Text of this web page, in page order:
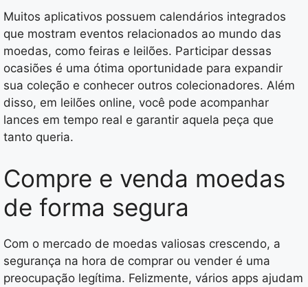
Muitos aplicativos possuem calendários integrados
que mostram eventos relacionados ao mundo das
moedas, como feiras e leilões. Participar dessas
ocasiões é uma ótima oportunidade para expandir
sua coleção e conhecer outros colecionadores. Além
disso, em leilões online, você pode acompanhar
lances em tempo real e garantir aquela peça que
tanto queria.
Compre e venda moedas
de forma segura
Com o mercado de moedas valiosas crescendo, a
segurança na hora de comprar ou vender é uma
preocupação legítima. Felizmente, vários apps ajudam